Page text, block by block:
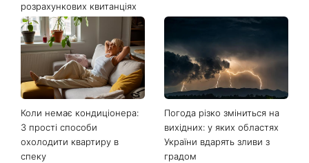
розрахункових квитанціях
Коли немає кондиціонера:
3 прості способи
охолодити квартиру в
спеку
Погода різко зміниться на
вихідних: у яких областях
України вдарять зливи з
градом